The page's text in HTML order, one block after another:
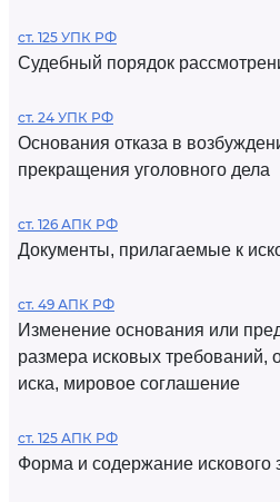
ст. 125 УПК РФ
Судебный порядок
ст. 24 УПК РФ
Основания отказа в
прекращения уголовного дела
ст. 126 АПК РФ
Документы, прилагаемые к
ст. 49 АПК РФ
Изменение основания или
размера исковых требований,
иска, мировое соглашение
ст. 125 АПК РФ
Форма и содержание искового